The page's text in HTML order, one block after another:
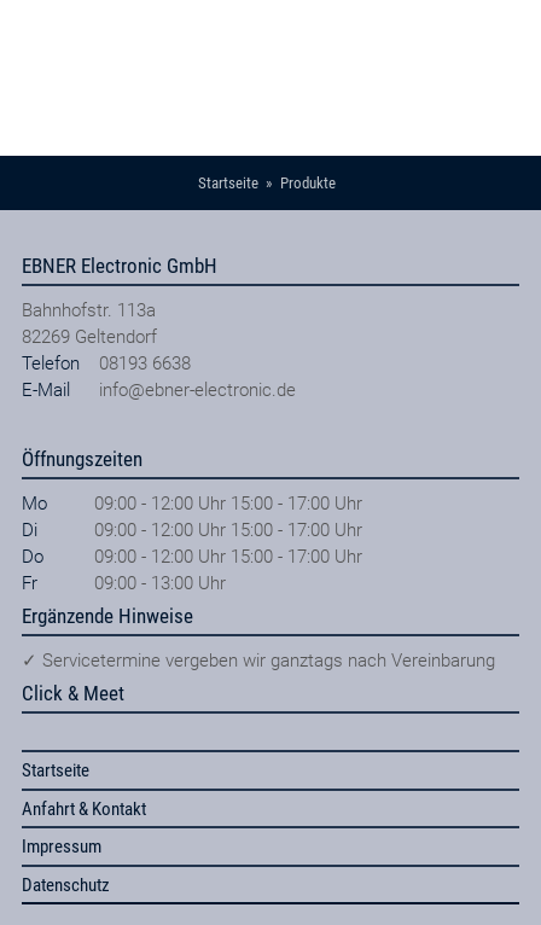
Startseite Produkte
EBNER Electronic GmbH
Bahnhofstr. 113a
82269 Geltendorf
Telefon
08193 6638
E-Mail
info@ebner-electronic.de
Öffnungszeiten
Mo
09:00 - 12:00 Uhr 15:00 - 17:00 Uhr
Di
09:00 - 12:00 Uhr 15:00 - 17:00 Uhr
Do
09:00 - 12:00 Uhr 15:00 - 17:00 Uhr
Fr
09:00 - 13:00 Uhr
Ergänzende Hinweise
✓ Servicetermine vergeben wir ganztags nach Vereinbarung
Click & Meet
Startseite
Anfahrt & Kontakt
Impressum
Datenschutz